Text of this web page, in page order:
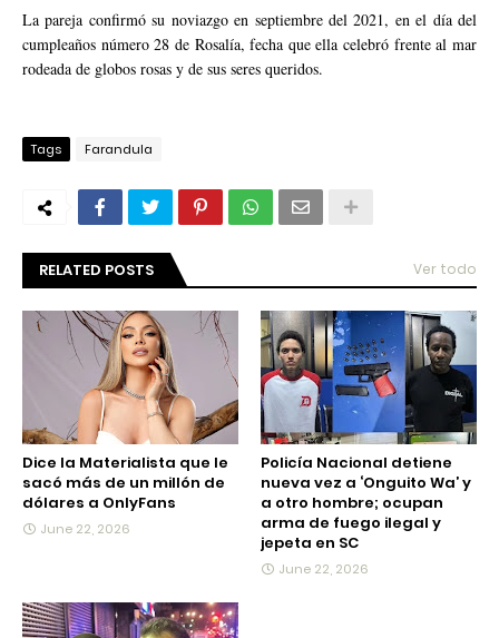
La pareja confirmó su noviazgo en septiembre del 2021, en el día del
cumpleaños número 28 de Rosalía, fecha que ella celebró frente al mar
rodeada de globos rosas y de sus seres queridos.
Tags Farandula
RELATED POSTS Ver todo
Dice la Materialista que le
sacó más de un millón de
dólares a OnlyFans
June 22, 2026
Policía Nacional detiene
nueva vez a ‘Onguito Wa’ y
a otro hombre; ocupan
arma de fuego ilegal y
jepeta en SC
June 22, 2026